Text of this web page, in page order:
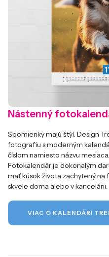
Nástenný
Spomienky majú štýl. Design
fotografiu s moderným
číslom namiesto názvu
Fotokalendár je dokonalým
mať kúsok života zachytený
skvele doma alebo v kancelárii.
VIAC O KALENDÁRI